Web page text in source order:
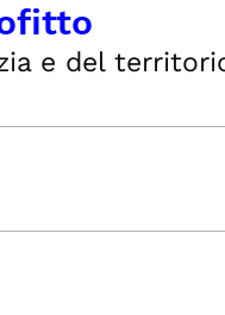
e del